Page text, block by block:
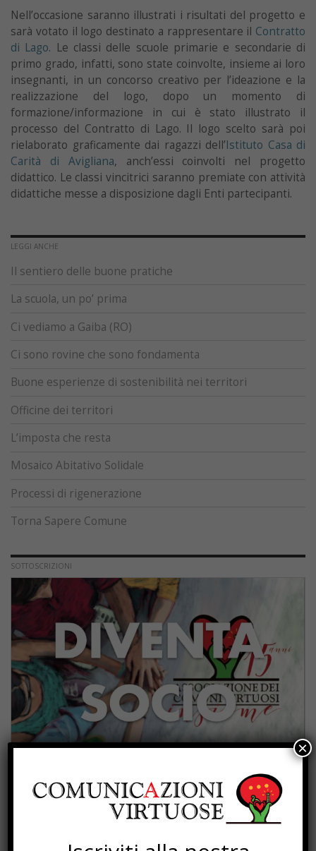
Nell’occasione saranno illustrati i risultati del progetto e
sarà votato il logo destinato a rappresentare il Contratto
di Lago. Le classi delle scuole primarie e secondarie di
primo grado, infatti, sono state coinvolte, insieme ai loro
insegnanti, in un concorso creativo per l’ideazione e la
realizzazione del logo, dopo un momento di
formazione/informazione in cui è stato illustrato il
processo del Contratto di Lago. Il logo scelto sarà poi
rielaborato graficamente dai ragazzi dell’Istituto Casa di
Carità di Avigliana, anch’essi coinvolti nel progetto
didattico. Le classi vincitrici saranno premiate con attività
didattiche messe a disposizione dagli Enti partecipanti.
LEGGI ANCHE
Il sentiero delle buone pratiche
La scuola, un po’ prima
Ci vediamo a Gaiba (RO)
Ci sono rovine che sono fondamenta
Buone esperienze di sostenibilità nei territori
Officine dei territori
L’imposta che resta
Mosaico Abitativo Solidale
Processi di rigenerazione
Torna Sapere Comune
SOTTOSCRIZIONI
×